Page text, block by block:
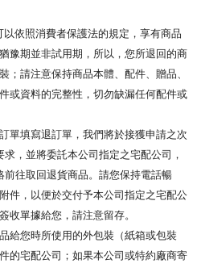
依照消費者保護法的規定，享有商品
豫期並非試用期，所以，您所退回的商
；請注意保持商品本體、配件、贈品、
或資料的完整性，切勿缺漏任何配件或
單填寫退訂單，我們將於接獲申請之次
，並將委託本公司指定之宅配公司，
往取回退貨商品。請您保持電話暢
件，以便於交付予本公司指定之宅配公
收單據給您，請注意留存。
給您時所使用的外包裝（紙箱或包裝
的宅配公司；如果本公司或特約廠商寄